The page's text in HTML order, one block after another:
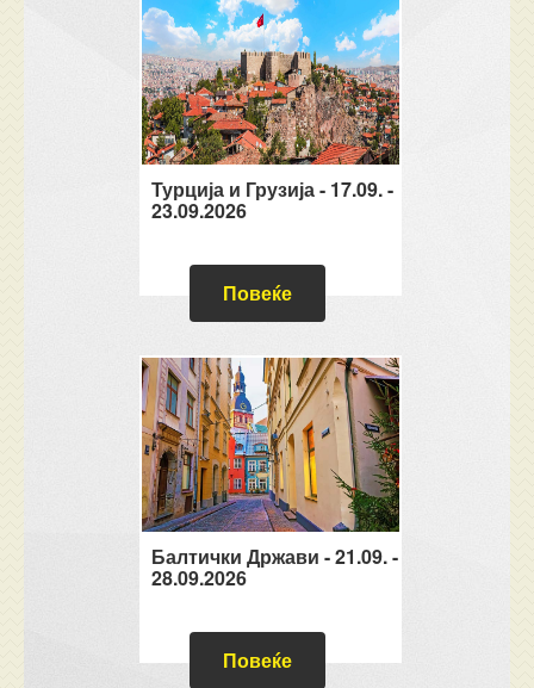
Турција и Грузија - 17.09. -
23.09.2026
Повеќе
Балтички Држави - 21.09. -
28.09.2026
Повеќе